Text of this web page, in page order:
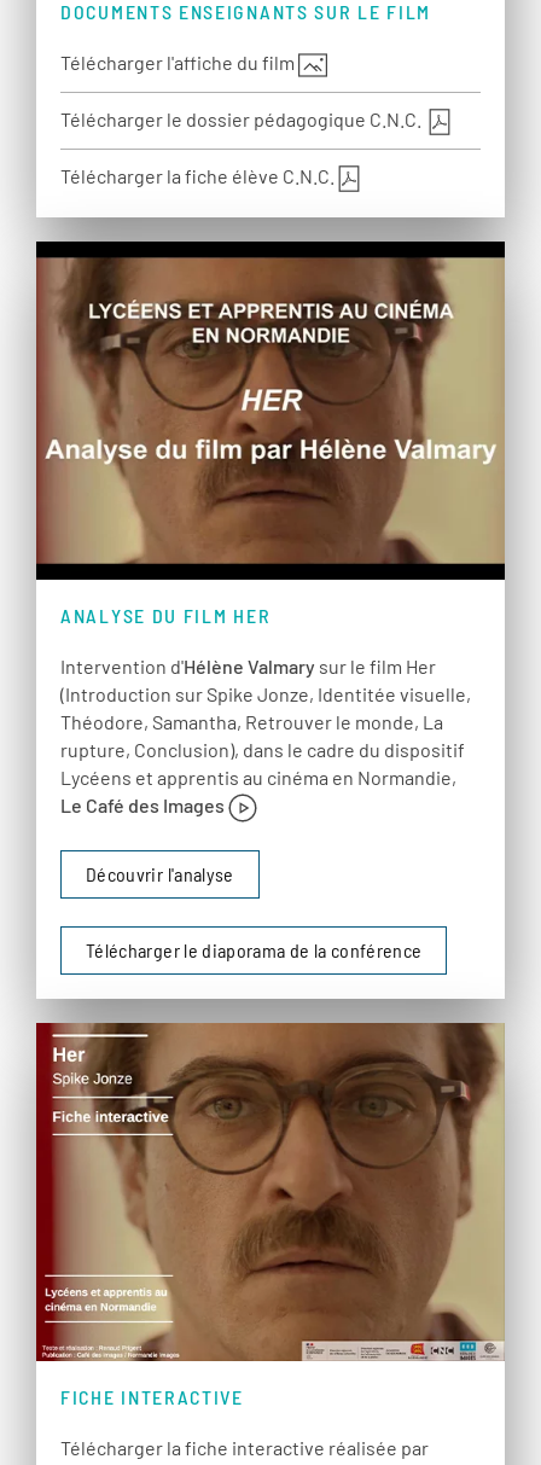
DOCUMENTS ENSEIGNANTS SUR LE FILM
Télécharger l'affiche du film
Télécharger le dossier pédagogique C.N.C.
Télécharger la fiche élève C.N.C.
ANALYSE DU FILM HER
Intervention d'Hélène Valmary sur le film Her
(Introduction sur Spike Jonze, Identitée visuelle,
Théodore, Samantha, Retrouver le monde, La
rupture, Conclusion), dans le cadre du dispositif
Lycéens et apprentis au cinéma en Normandie,
Le Café des Images
Découvrir l'analyse
Télécharger le diaporama de la conférence
FICHE INTERACTIVE
Télécharger la fiche interactive réalisée par